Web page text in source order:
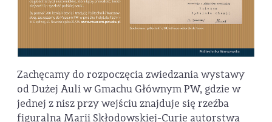
Zachęcamy do rozpoczęcia zwiedzania wystawy
od Dużej Auli w Gmachu Głównym PW, gdzie w
jednej z nisz przy wejściu znajduje się rzeźba
figuralna Marii Skłodowskiej-Curie autorstwa